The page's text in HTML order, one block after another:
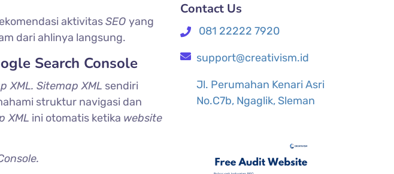
aktivitasSEO yang
dari ahlinya langsung.
Search Console
XML. Sitemap XML sendiri
struktur navigasi dan
XML ini otomatis ketika website
Contact Us
081 22222 7920
support@creativism.id
Jl. Perumahan Kenari Asri
No.C7b, Ngaglik, Sleman